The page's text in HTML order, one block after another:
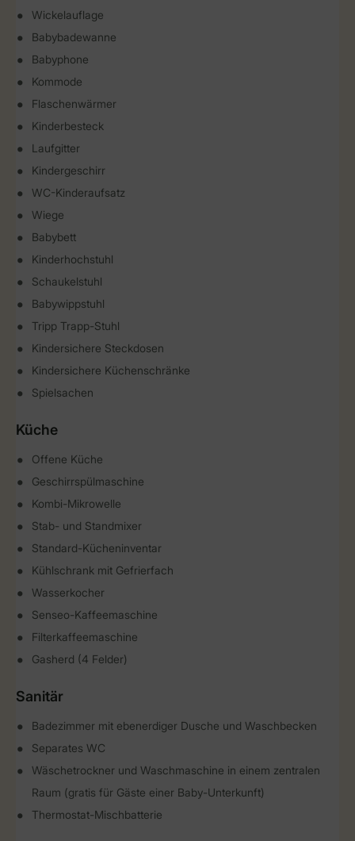
Wickelauflage
Babybadewanne
Babyphone
Kommode
Flaschenwärmer
Kinderbesteck
Laufgitter
Kindergeschirr
WC-Kinderaufsatz
Wiege
Babybett
Kinderhochstuhl
Schaukelstuhl
Babywippstuhl
Tripp Trapp-Stuhl
Kindersichere Steckdosen
Kindersichere Küchenschränke
Spielsachen
Küche
Offene Küche
Geschirrspülmaschine
Kombi-Mikrowelle
Stab- und Standmixer
Standard-Kücheninventar
Kühlschrank mit Gefrierfach
Wasserkocher
Senseo-Kaffeemaschine
Filterkaffeemaschine
Gasherd (4 Felder)
Sanitär
Badezimmer mit ebenerdiger Dusche und Waschbecken
Separates WC
Wäschetrockner und Waschmaschine in einem zentralen
Raum (gratis für Gäste einer Baby-Unterkunft)
Thermostat-Mischbatterie